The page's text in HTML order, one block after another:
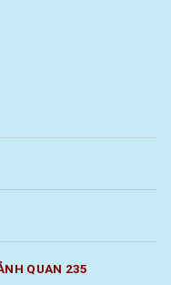
QUAN 235